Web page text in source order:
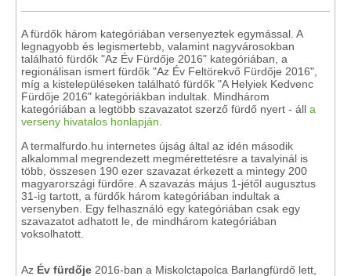
A fürdők három kategóriában versenyeztek egymással. A
legnagyobb és legismertebb, valamint nagyvárosokban
található fürdők "Az Év Fürdője 2016" kategóriában, a
regionálisan ismert fürdők "Az Év Feltörekvő Fürdője 2016",
míg a kistelepüléseken található fürdők "A Helyiek Kedvenc
Fürdője 2016" kategóriákban indultak. Mindhárom
kategóriában a legtöbb szavazatot szerző fürdő nyert - áll a
verseny hivatalos honlapján.
A termalfurdo.hu internetes újság által az idén második
alkalommal megrendezett megmérettetésre a tavalyinál is
több, összesen 190 ezer szavazat érkezett a mintegy 200
magyarországi fürdőre. A szavazás május 1-jétől augusztus
31-ig tartott, a fürdők három kategóriában indultak a
versenyben. Egy felhasználó egy kategóriában csak egy
szavazatot adhatott le, de mindhárom kategóriában
voksolhatott.
Az Év fürdője 2016-ban a Miskolctapolca Barlangfürdő lett,